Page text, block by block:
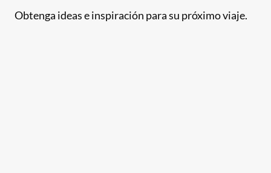
Obtenga ideas e inspiración para su próximo viaje.